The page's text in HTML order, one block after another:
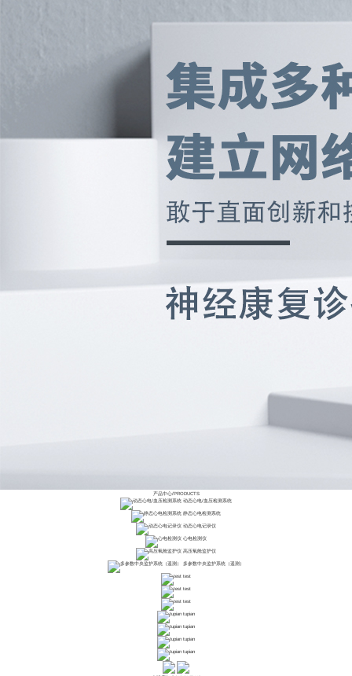
产品中心/PRODUCTS
动态心电/血压检测系统
静态心电检测系统
动态心电记录仪
心电检测仪
高压氧舱监护仪
多参数中央监护系统（遥测）
test
test
test
tupian
tupian
tupian
tupian